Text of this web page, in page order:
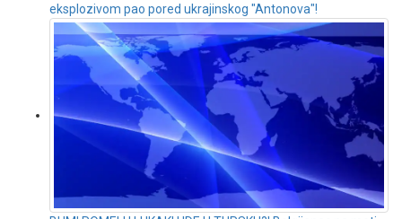
eksplozivom pao pored ukrajinskog "Antonova"!